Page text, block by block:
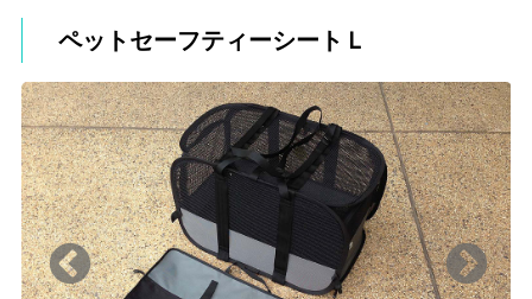
ペットセーフティーシートＬ